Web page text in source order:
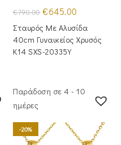
€790.00 Original
price
was:
€790.00.
€645.00
τιμή
είναι:
€645.00.
Σταυρός Mε Aλυσίδα
40cm Γυναικείος Χρυσός
Κ14 SXS-20335Y
Παράδοση σε 4 - 10
ημέρες
-20%